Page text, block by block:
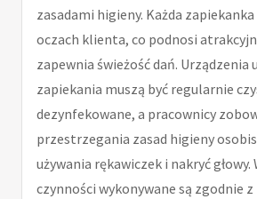
zasadami higieny. Każda
oczach klienta, co podnosi
zapewnia świeżość dań. Urządzenia
zapiekania muszą być regularnie
dezynfekowane, a pracownicy
przestrzegania zasad higieny
używania rękawiczek i nakryć głowy.
czynności wykonywane są zgodnie